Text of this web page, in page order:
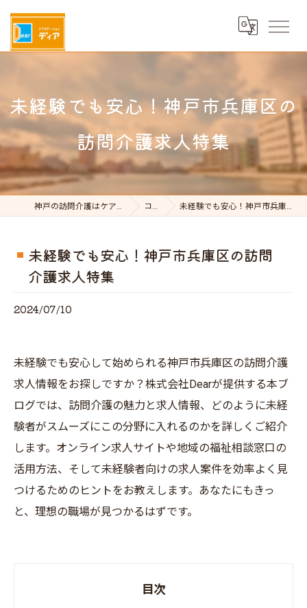
未経験でも安心！神戸市兵庫区の
訪問介護求人特集
神戸の訪問介護はケアステーションDear コラム 未経験でも安心！神戸市兵庫区の訪問介護求人特集
未経験でも安心！神戸市兵庫区の訪問
介護求人特集
2024/07/10
未経験でも安心して始められる神戸市兵庫区の訪問介護
求人情報をお探しですか？株式会社Dearが提供する本ブ
ログでは、訪問介護の魅力と求人情報、どのように未経
験者がスムーズにこの分野に入れるのかを詳しくご紹介
します。オンライン求人サイトや地域の福祉相談窓口の
活用方法、そして未経験者向けの求人案件を効率よく見
つけるためのヒントをお教えします。あなたにもきっ
と、理想の職場が見つかるはずです。
目次